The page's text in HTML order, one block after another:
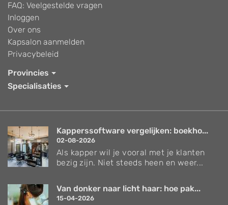
FAQ: Veelgestelde vragen
Inloggen
Over ons
Kapsalon aanmelden
Privacybeleid
Provincies
Specialisaties
Kapperssoftware vergelijken: boekho...
02-08-2026
Als kapper wil je vooral met je klanten
bezig zijn. Niet steeds heen en weer...
Van donker naar licht haar: hoe pak...
15-04-2026